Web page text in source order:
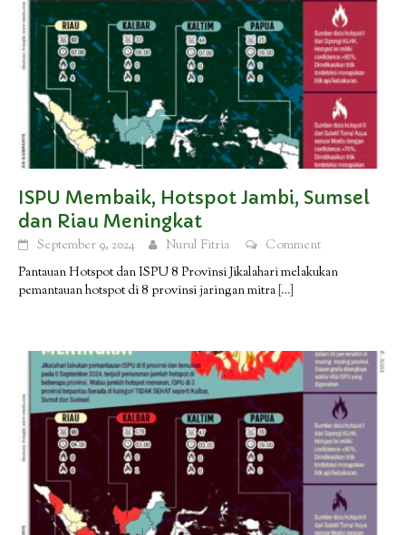
ISPU Membaik, Hotspot Jambi, Sumsel
dan Riau Meningkat
September 9, 2024 Nurul Fitria
Comment
Pantauan Hotspot dan ISPU 8 Provinsi Jikalahari melakukan
pemantauan hotspot di 8 provinsi jaringan mitra […]